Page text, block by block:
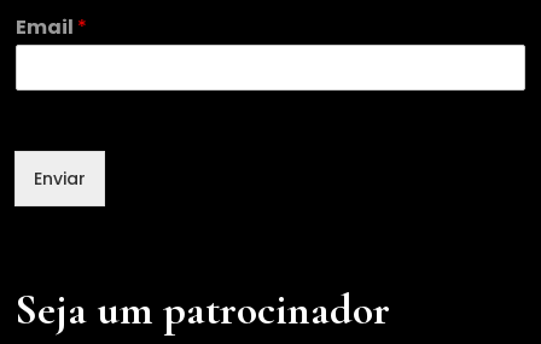
N
o
e
a
l
i
l
Email *
Enviar
Seja um patrocinador